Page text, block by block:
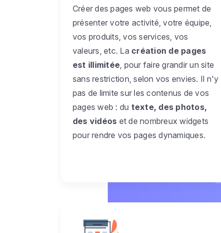
Créer des pages web vous permet de
présenter votre activité, votre équipe,
vos produits, vos services, vos
valeurs, etc. La création de pages
est illimitée , pour faire grandir un site
sans restriction, selon vos envies. Il n'y
pas de limite sur les contenus de vos
pages web : du texte, des photos,
des vidéos et de nombreux widgets
pour rendre vos pages dynamiques.